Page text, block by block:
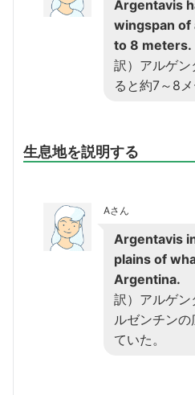
Argentavis
wingspan of
to 8 meters.
訳）アルゲ
ると約7～8メ
生息地を説明する
Aさん
Argentavis
plains of
Argentina.
訳）アルゲン
ルゼンチン
ていた。